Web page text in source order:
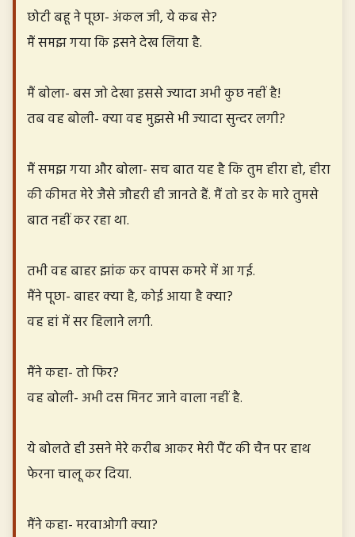
छोटी बहू ने पूछा- अंकल जी, ये कब से?
मैं समझ गया कि इसने देख लिया है.
मैं बोला- बस जो देखा इससे ज्यादा अभी कुछ नहीं है!
तब वह बोली- क्या वह मुझसे भी ज्यादा सुन्दर लगी?
मैं समझ गया और बोला- सच बात यह है कि तुम हीरा हो, हीरा
की कीमत मेरे जैसे जौहरी ही जानते हैं. मैं तो डर के मारे तुमसे
बात नहीं कर रहा था.
तभी वह बाहर झांक कर वापस कमरे में आ गई.
मैंने पूछा- बाहर क्या है, कोई आया है क्या?
वह हां में सर हिलाने लगी.
मैंने कहा- तो फिर?
वह बोली- अभी दस मिनट जाने वाला नहीं है.
ये बोलते ही उसने मेरे करीब आकर मेरी पैंट की चैन पर हाथ
फेरना चालू कर दिया.
मैंने कहा- मरवाओगी क्या?